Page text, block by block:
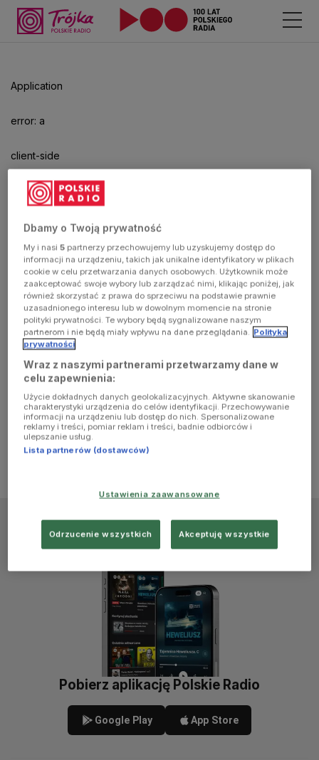
Application
error: a
client-side
exception
has
occurred
(see the
browser
console for
more
information)
Pobierz aplikację Polskie Radio
Google Play App Store
Dbamy o Twoją prywatność
My i nasi5 partnerzy przechowujemy lub uzyskujemy dostęp do
informacji na urządzeniu, takich jak unikalne identyfikatory w plikach
cookie w celu przetwarzania danych osobowych. Użytkownik może
zaakceptować swoje wybory lub zarządzać nimi, klikając poniżej, jak
również skorzystać z prawa do sprzeciwu na podstawie prawnie
uzasadnionego interesu lub w dowolnym momencie na stronie
polityki prywatności. Te wybory będą sygnalizowane naszym
partnerom i nie będą miały wpływu na dane przeglądania. Polityka
prywatności
Wraz z naszymi partnerami przetwarzamy dane w
celu zapewnienia:
Użycie dokładnych danych geolokalizacyjnych. Aktywne skanowanie
charakterystyki urządzenia do celów identyfikacji. Przechowywanie
informacji na urządzeniu lub dostęp do nich. Spersonalizowane
reklamy i treści, pomiar reklam i treści, badnie odbiorców i
ulepszanie usług.
Lista partnerów (dostawców)
Ustawienia zaawansowane
Odrzucenie wszystkich Akceptuję wszystkie